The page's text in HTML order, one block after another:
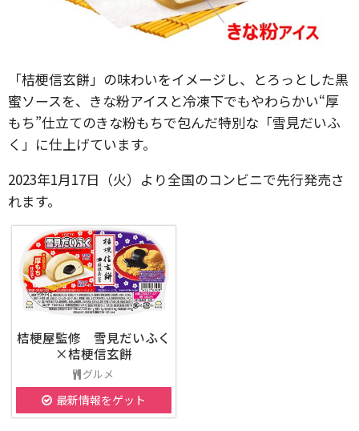
「桔梗信玄餅」の味わいをイメージし、とろっとした黒
蜜ソースを、きな粉アイスと冷凍下でもやわらかい“厚
もち”仕立てのきな粉もちで包んだ特別な「雪見だいふ
く」に仕上げています。
2023年1月17日（火）より全国のコンビニで先行発売さ
れます。
桔梗屋監修 雪見だいふく
×桔梗信玄餅
グルメ
最新情報をゲット